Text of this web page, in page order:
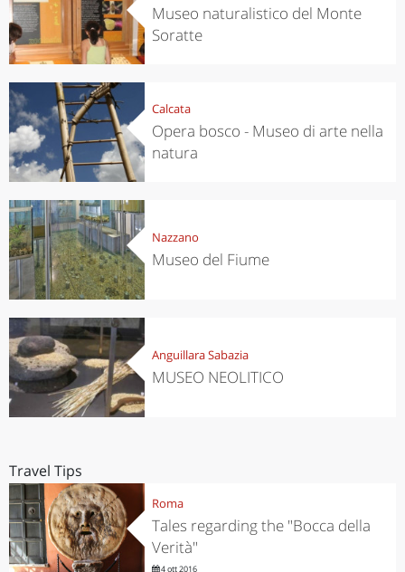
Museo naturalistico del Monte
Soratte
Calcata
Opera bosco - Museo di arte nella
natura
Nazzano
Museo del Fiume
Anguillara Sabazia
MUSEO NEOLITICO
Travel Tips
Roma
Tales regarding the "Bocca della
Verità"
4 ott 2016